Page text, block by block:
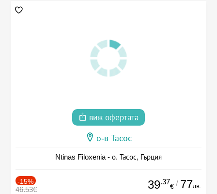
виж офертата
о-в Тасос
Ntinas Filoxenia - о. Тасос, Гърция
-15%
46.53€ 39.37
€ / 77лв.